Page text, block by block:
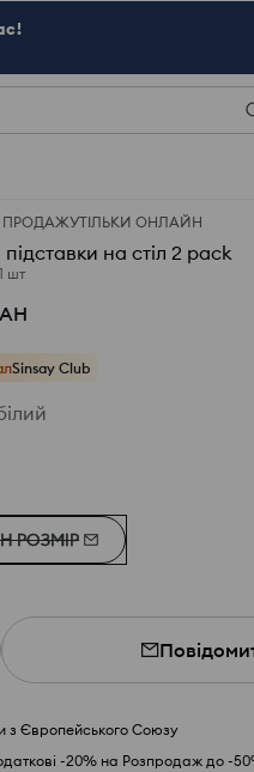
ПРОДАЖУТІЛЬКИ ОНЛАЙН
на стіл 2 pack
1 шт
Sinsay Club
РОЗМІР
з Європейського Союзу
-20% на Розпродаж до -